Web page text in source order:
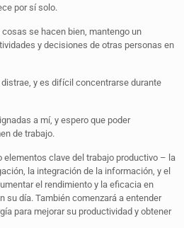
por sí solo.
se hacen bien, mantengo un
y decisiones de otras personas en
y es difícil concentrarse durante
a mí, y espero que poder
de trabajo.
clave del trabajo productivo – la
la integración de la información, y el
el rendimiento y la eficacia en
su día. También comenzará a entender
para mejorar su productividad y obtener